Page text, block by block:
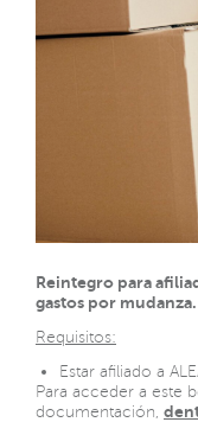
Reintegro para
gastos por mudanza.
Requisitos:
Estar afiliado a
Para acceder a este
documentación,